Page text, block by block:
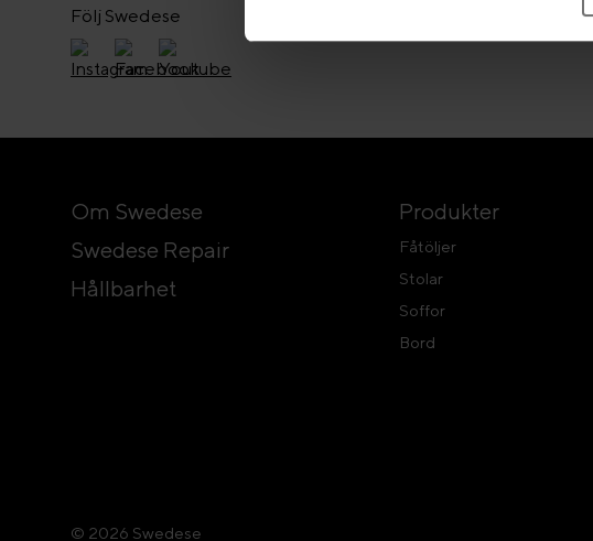
Följ Swedese
Om Swedese
Swedese Repair
Hållbarhet
Produkter
Fåtöljer
Stolar
Soffor
Bord
© 2026 Swedese